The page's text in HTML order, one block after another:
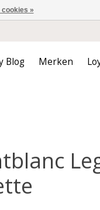
Blog Merken
cookies »